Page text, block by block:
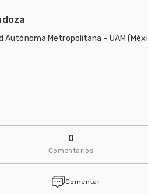
Autónoma Metropolitana - UAM
García
Autónoma Metropolitana - UAM
0
Comentarios
Comentar